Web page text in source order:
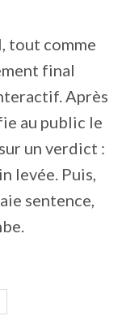
tout comme
final
Après
au public le
un verdict :
levée. Puis,
sentence,